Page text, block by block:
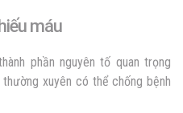
máu
phần nguyên tố quan trọng
xuyên có thể chống bệnh